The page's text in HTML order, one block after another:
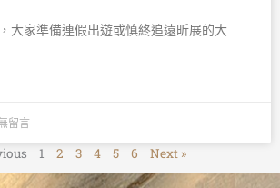
大家準備連假出遊或慎終追遠昕展的大
留言
1 2 3 4 5 6 Next »